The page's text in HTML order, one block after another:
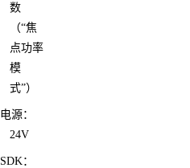
数
（“焦
点功率
模
式”）
电源：
24V
SDK：